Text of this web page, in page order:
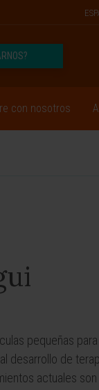
con nosotros
pequeñas
de
actuales son